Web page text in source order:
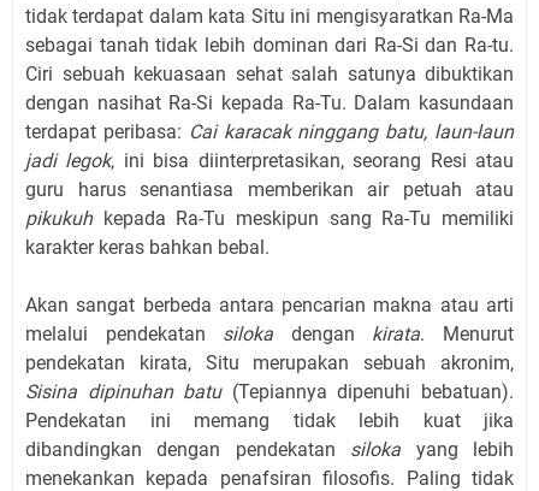
tidak terdapat dalam kata Situ ini mengisyaratkan Ra-Ma
sebagai tanah tidak lebih dominan dari Ra-Si dan Ra-tu.
Ciri sebuah kekuasaan sehat salah satunya dibuktikan
dengan nasihat Ra-Si kepada Ra-Tu. Dalam kasundaan
terdapat peribasa: Cai karacak ninggang batu, laun-laun
jadi legok, ini bisa diinterpretasikan, seorang Resi atau
guru harus senantiasa memberikan air petuah atau
pikukuh kepada Ra-Tu meskipun sang Ra-Tu memiliki
karakter keras bahkan bebal.
Akan sangat berbeda antara pencarian makna atau arti
melalui pendekatan siloka dengan kirata. Menurut
pendekatan kirata, Situ merupakan sebuah akronim,
Sisina dipinuhan batu(Tepiannya dipenuhi bebatuan).
Pendekatan ini memang tidak lebih kuat jika
dibandingkan dengan pendekatan siloka yang lebih
menekankan kepada penafsiran filosofis. Paling tidak